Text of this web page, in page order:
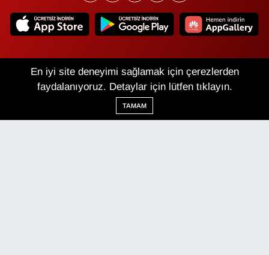
Van Nöbetçi Eczaneler Van Hava Durumu
Haritası
En iyi site deneyimi sağlamak için çerezlerden
faydalanıyoruz. Detaylar için lütfen tıklayın.
TAMAM